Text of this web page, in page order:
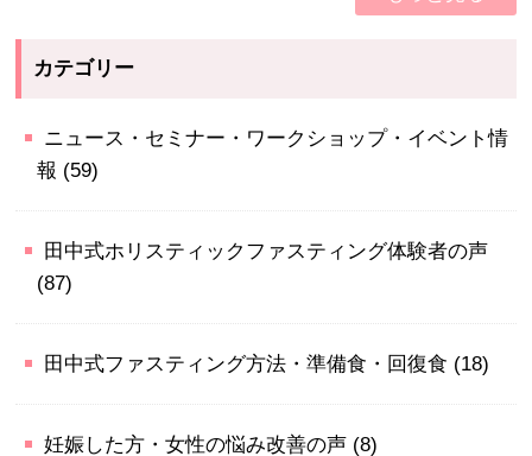
カテゴリー
ニュース・セミナー・ワークショップ・イベント情
報 (59)
田中式ホリスティックファスティング体験者の声
(87)
田中式ファスティング方法・準備食・回復食 (18)
妊娠した方・女性の悩み改善の声 (8)